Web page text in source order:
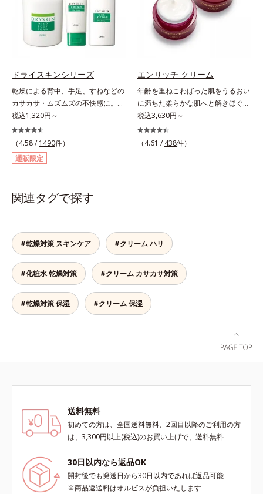
いただけますが、より美しい仕上が
りのため、顔に使用する場合は、化
粧下地のご使用をおすすめします。
耐水性にすぐれておりますので、落
料を使って、ていねいに洗い流して
ルビス サンスクリーン®内ウォータ
ープルーフ効果として*2 サッカロ
ミセス/ハトムギ種子発酵液配合＝
保湿成分*3 保湿成分*4 乾燥など*5
カニナバラ果実エキス配合＝保湿成
分*6 加水分解コラーゲン配合＝保
になじませると、自然とその動きに
導くこだわりのテクスチャーを採用
しました。厚みとコクのあるリッチ
なテクスチャーがとろけるように肌
タイムをもたらします。さらにうる
おいを守りながらメイク汚れだけを
見極めて落とす「セレクトクレンジ
ング成分(*2)」、うるおいが逃げ出
しにくいネットを形成して肌を守る
「セラミドネットワーク成分
(*3)」、植物由来の保湿成分「ブレ
ンドハーブ成分(*4)」を配合。汚れ
やわらか肌へ整えます。1日の終わ
りのメイクオフが楽しみになる使い
ります。*1 こわばった肌にうるお
いを与え、やわらかくすること。そ
のここちよさを感じること*2 シク
ロペンタシロキサン、ジフェニルシ
ロキシフェニルトリメチコン*3
（メタクリル酸グリセリルアミドエ
チル/メタクリル酸ステアリル）コ
どの外部刺激から手肌を徹底ガード
するので、しっとり感がずっと続き
ます。* ポリクオタニウム-61（リ
ピジュアは、日油株式会社の登録商
ドライスキンシリーズ
乾燥による背中、手足、すねなどの
カサカサ・ムズムズの不快感に。背
中がムズムズして眠れない、手足が
カサつく、お風呂上がりはその不快
感が増してつらい・・・と悩んでい
ませんか？それはお肌が乾燥して外
的刺激に弱くなっているから。オル
ふわふわの泡状ボディシャンプーで
は残します。特に不快感を感じやす
いお風呂上がりには、モイスチャー
シールド成分を配合した全身用の薬
用ジェルローション、部分用の薬用
クリームで、つらいカサつきや、ム
ズムズする不快感をすばやくしず
め、快適に過ごしましょう。
税込1,320円～
（4.58 / 1490件）
通販限定
エンリッチ クリーム
年齢を重ねこわばった肌をうるおい
に満ちた柔らかな肌へと解きほぐ
す。セラミド配合保湿クリーム。う
るおい続く柔らかな肌へ整える、エ
イジングケア(*1)保湿クリームで
態が続く肌へ整えます。さらに年齢
肌がうるおいとともに失ってしまう
ハリ・弾力に、モイストエンリッチ
コンプレックス(*5）がアプロー
チ。ベタつかずみずみずしい使いご
こちでこわばった肌を解きほぐし、
柔らかくもっちりしたクリームなら
に応じたお手入れ*2 加水分解コラ
ーゲン*3 加水分解エラスチン*4 角
税込3,630円～
（4.61 / 438件）
関連タグで探す
#乾燥対策 スキンケア #クリーム ハリ
#化粧水 乾燥対策 #クリーム カサカサ対策
#乾燥対策 保湿 #クリーム 保湿
送料無料
初めての方は、全国送料無料、2回目以降のご利用の方
は、3,300円以上(税込)のお買い上げで、送料無料
30日以内なら返品OK
開封後でも発送日から30日以内であれば返品可能
※商品返送料はオルビスが負担いたします